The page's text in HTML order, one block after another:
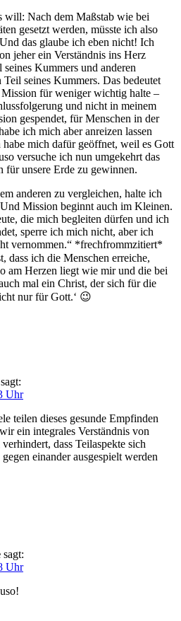
will: Nach dem Maßstab wie bei
gesetzt werden, müsste ich also
das glaube ich eben nicht! Ich
jeher ein Verständnis ins Herz
seines Kummers und anderen
Teil seines Kummers. Das bedeutet
Mission für weniger wichtig halte –
und nicht in meinem
gespendet, für Menschen in der
ich mich aber anreizen lassen
habe mich dafür geöffnet, weil es Gott
versuche ich nun umgekehrt das
für unsere Erde zu gewinnen.
anderen zu vergleichen, halte ich
Mission beginnt auch im Kleinen.
die mich begleiten dürfen und ich
sperre ich mich nicht, aber ich
vernommen.“ *frechfrommzitiert*
dass ich die Menschen erreiche,
am Herzen liegt wie mir und die bei
mal ein Christ, der sich für die
nur für Gott.‘ 😉
sagt:
Uhr
teilen dieses gesunde Empfinden
ein integrales Verständnis von
dass Teilaspekte sich
einander ausgespielt werden
sagt:
Uhr